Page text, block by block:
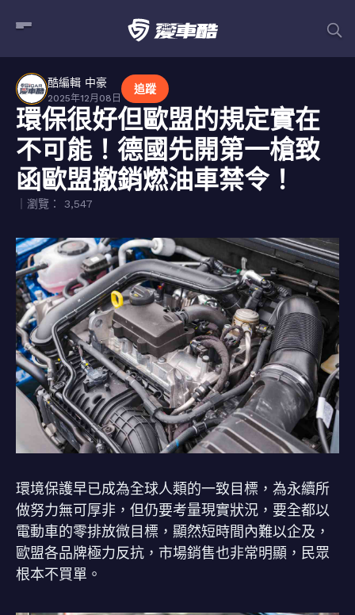
酷編輯 中豪
2025年12月08日
追蹤
環保很好但歐盟的規定實在
不可能！德國先開第一槍致
函歐盟撤銷燃油車禁令！
｜瀏覽： 3,547
環境保護早已成為全球人類的一致目標，為永續所
做努力無可厚非，但仍要考量現實狀況，要全都以
電動車的零排放微目標，顯然短時間內難以企及，
歐盟各品牌極力反抗，市場銷售也非常明顯，民眾
根本不買單。